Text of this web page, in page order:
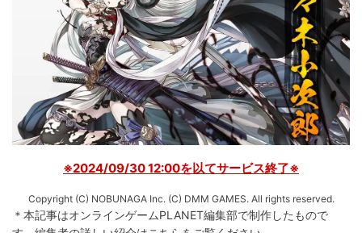
※2024/09/30 12:00を以てサービス終了※
Copyright (C) NOBUNAGA Inc. (C) DMM GAMES. All rights reserved.
＊本記事はオンラインゲームPLANET編集部で制作したもので